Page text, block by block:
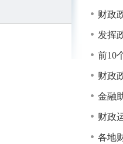
财政
发挥
前10
财政
金融
财政
各地